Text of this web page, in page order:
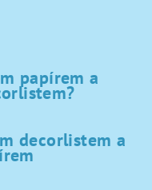
papírem a
decorlistem a